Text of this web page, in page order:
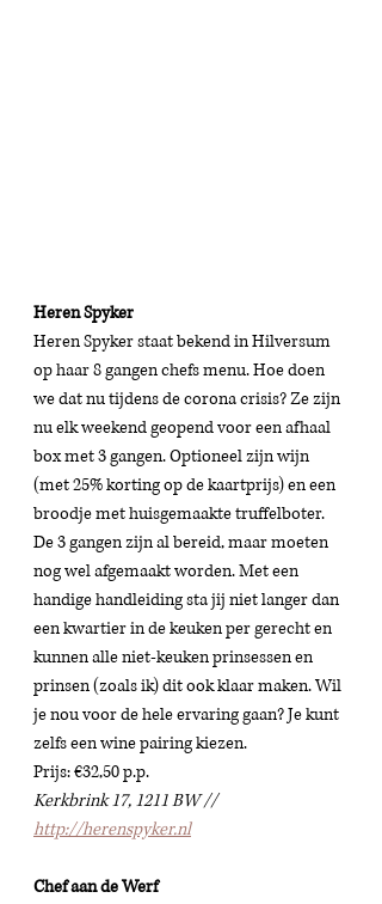
Heren Spyker
Heren Spyker staat bekend in Hilversum
op haar 8 gangen chefs menu. Hoe doen
we dat nu tijdens de corona crisis? Ze zijn
nu elk weekend geopend voor een afhaal
box met 3 gangen. Optioneel zijn wijn
(met 25% korting op de kaartprijs) en een
broodje met huisgemaakte truffelboter.
De 3 gangen zijn al bereid, maar moeten
nog wel afgemaakt worden. Met een
handige handleiding sta jij niet langer dan
een kwartier in de keuken per gerecht en
kunnen alle niet-keuken prinsessen en
prinsen (zoals ik) dit ook klaar maken. Wil
je nou voor de hele ervaring gaan? Je kunt
zelfs een wine pairing kiezen.
Prijs: €32,50 p.p.
Kerkbrink 17, 1211 BW //
http://herenspyker.nl
Chef aan de Werf